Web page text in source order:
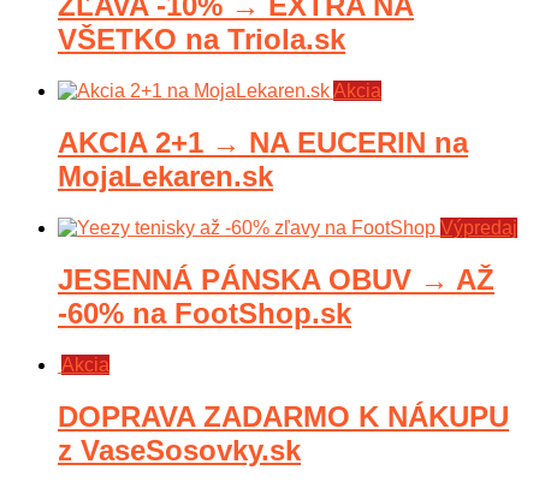
VŠETKO na Triola.sk
Akcia
AKCIA 2+1 → NA EUCERIN na
MojaLekaren.sk
Výpredaj
JESENNÁ PÁNSKA OBUV → AŽ
-60% na FootShop.sk
Akcia
DOPRAVA ZADARMO K NÁKUPU
z VaseSosovky.sk